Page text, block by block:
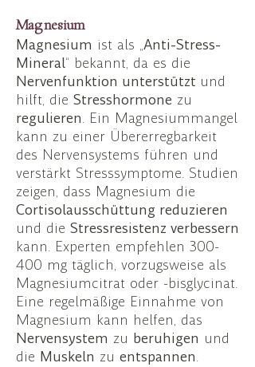
Magnesium
Magnesium ist als „Anti-Stress-
Mineral“ bekannt, da es die
Nervenfunktion unterstützt und
hilft, die Stresshormone zu
regulieren. Ein Magnesiummangel
kann zu einer Übererregbarkeit
des Nervensystems führen und
verstärkt Stresssymptome. Studien
zeigen, dass Magnesium die
Cortisolausschüttung reduzieren
und die Stressresistenz verbessern
kann. Experten empfehlen 300-
400 mg täglich, vorzugsweise als
Magnesiumcitrat oder -bisglycinat.
Eine regelmäßige Einnahme von
Magnesium kann helfen, das
Nervensystem zu beruhigen und
die Muskeln zu entspannen.